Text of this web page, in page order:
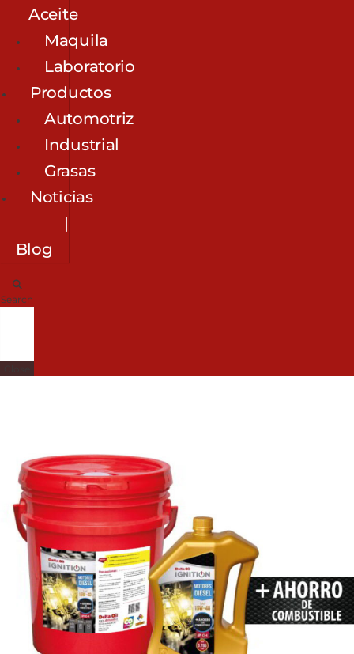
Aceite
Maquila
Laboratorio
Productos
Automotriz
Industrial
Grasas
Noticias
|
Blog
Search